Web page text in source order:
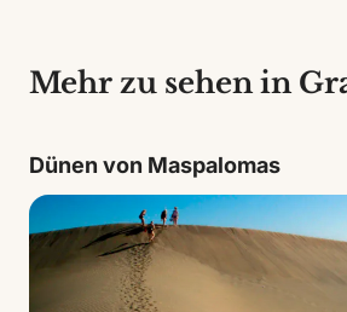
Mehr zu sehen in
Dünen von Maspalomas